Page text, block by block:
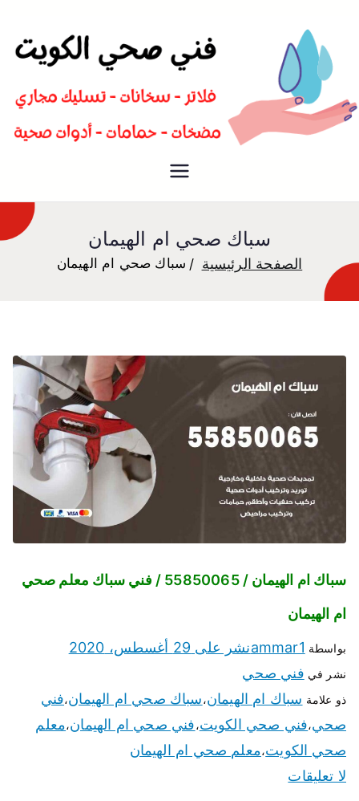
سباك صحي تسليك مجاري افضل
سباك صحي ام الهيمان
الصفحة الرئيسية سباك صحي ام الهيمان
سباك ام الهيمان / 55850065 / فني سباك معلم صحي
ام الهيمان
بواسطة ammar1نشر على 29 أغسطس، 2020
نشر في فني صحي
ذو علامة سباك ام الهيمان،سباك صحي ام الهيمان،فني
صحي،فني صحي الكويت،فني صحي ام الهيمان،معلم
صحي الكويت،معلم صحي ام الهيمان
لا تعليقات